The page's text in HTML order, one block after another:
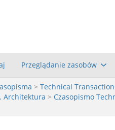
Przeglądanie zasobów
> Technical
Architektura > Czasopismo